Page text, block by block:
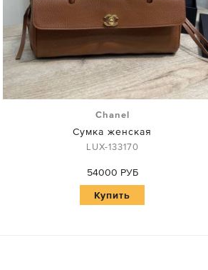
Chanel
Сумка женская
LUX-133170
54000 РУБ
Купить